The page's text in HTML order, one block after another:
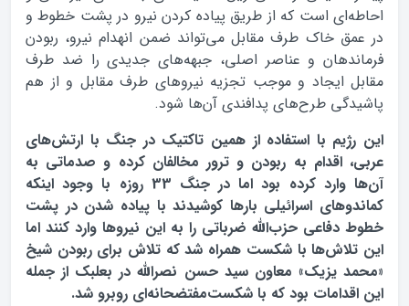
احاطه‌ای است که از طریق پیاده کردن نیرو در پشت خطوط و
در عمق خاک طرف مقابل می‌تواند ضمن انهدام نیرو، ربودن
فرماندهان و عناصر اصلی، جبهه‌های جدیدی را ضد طرف
مقابل ایجاد و موجب تجزیه نیروهای طرف مقابل و از هم
پاشیدگی طرح‌های پدافندی آن‌ها شود.
این رژیم با استفاده از همین تاکتیک در جنگ با ارتش‌های
عربی، اقدام به ربودن و ترور مخالفان کرده و صدماتی به
آن‌ها وارد کرده بود اما در جنگ 33 روزه با وجود اینکه
کماندوهای اسرائیلی بارها کوشیدند با پیاده شدن در پشت
خطوط دفاعی حزب‌الله ضرباتی را به این نیروها وارد کنند اما
این تلاش‌ها با شکست همراه شد که تلاش برای ربودن شیخ
«محمد یزیک» معاون سید حسن‌ نصرالله در بعلبک از جمله
این اقدامات بود که با شکست‌مفتضحانه‌ای روبرو شد.